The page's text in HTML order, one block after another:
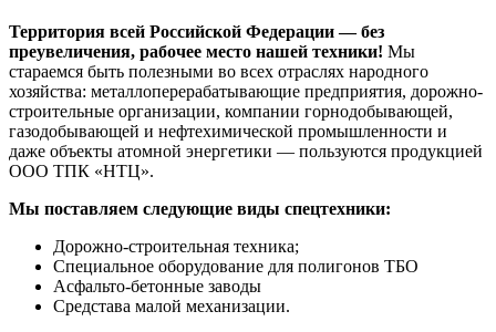
Территория всей Российской Федерации — без
преувеличения, рабочее место нашей техники! Мы
стараемся быть полезными во всех отраслях народного
хозяйства: металлоперерабатывающие предприятия, дорожно-
строительные организации, компании горнодобывающей,
газодобывающей и нефтехимической промышленности и
даже объекты атомной энергетики — пользуются продукцией
ООО ТПК «НТЦ».
Мы поставляем следующие виды спецтехники:
Дорожно-строительная техника;
Специальное оборудование для полигонов ТБО
Асфальто-бетонные заводы
Средстава малой механизации.